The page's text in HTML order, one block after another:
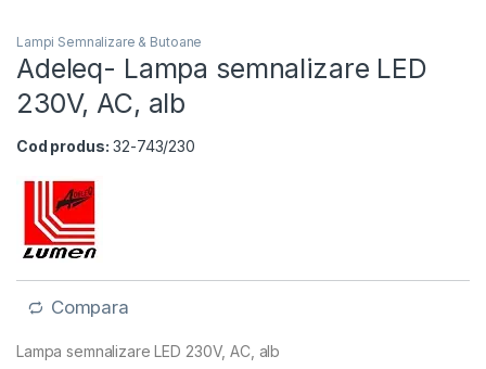
Lampi Semnalizare & Butoane
Adeleq- Lampa semnalizare LED
230V, AC, alb
Cod produs: 32-743/230
Compara
Lampa semnalizare LED 230V, AC, alb